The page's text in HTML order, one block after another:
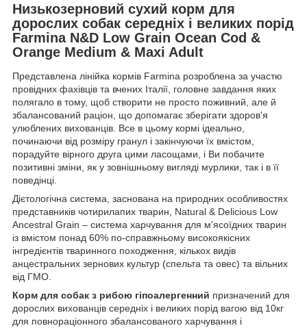
Низькозерновий сухий корм для
дорослих собак середніх і великих порід
Farmina N&D Low Grain Ocean Cod &
Orange Medium & Maxi Adult
Представлена лінійка кормів Farmina розроблена за участю
провідних фахівців та вчених Італії, головне завдання яких
полягало в тому, щоб створити не просто поживний, але й
збалансований раціон, що допомагає зберігати здоров'я
улюблених вихованців. Все в цьому кормі ідеально,
починаючи від розміру гранул і закінчуючи їх вмістом,
порадуйте вірного друга цими ласощами, і Ви побачите
позитивні зміни, як у зовнішньому вигляді мурлики, так і в її
поведінці.
Дієтологічна система, заснована на природних особливостях
представників чотирилапих тварин, Natural & Delicious Low
Ancestral Grain – система харчування для м'ясоїдних тварин
із вмістом понад 60% по-справжньому високоякісних
інгредієнтів тваринного походження, кількох видів
анцестральних зернових культур (спельта та овес) та вільних
від ГМО.
Корм для собак з рибою гіпоалергенний призначений для
дорослих вихованців середніх і великих порід вагою від 10кг
для повнораціонного збалансованого харчування і